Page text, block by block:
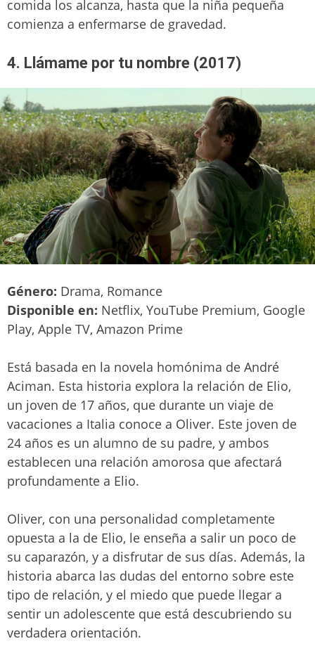
comida los alcanza, hasta que la niña pequeña
comienza a enfermarse de gravedad.
4. Llámame por tu nombre (2017)
Género: Drama, Romance
Disponible en: Netflix, YouTube Premium, Google
Play, Apple TV, Amazon Prime
Está basada en la novela homónima de André
Aciman. Esta historia explora la relación de Elio,
un joven de 17 años, que durante un viaje de
vacaciones a Italia conoce a Oliver. Este joven de
24 años es un alumno de su padre, y ambos
establecen una relación amorosa que afectará
profundamente a Elio.
Oliver, con una personalidad completamente
opuesta a la de Elio, le enseña a salir un poco de
su caparazón, y a disfrutar de sus días. Además, la
historia abarca las dudas del entorno sobre este
tipo de relación, y el miedo que puede llegar a
sentir un adolescente que está descubriendo su
verdadera orientación.